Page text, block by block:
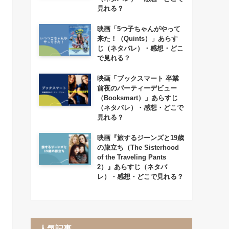
見れる？
映画「5つ子ちゃんがやって
来た！（Quints）」あらす
じ（ネタバレ）・感想・どこ
で見れる？
映画「ブックスマート 卒業
前夜のパーティーデビュー
（Booksmart）」あらすじ
（ネタバレ）・感想・どこで
見れる？
映画『旅するジーンズと19歳
の旅立ち（The Sisterhood
of the Traveling Pants
2）』あらすじ（ネタバ
レ）・感想・どこで見れる？